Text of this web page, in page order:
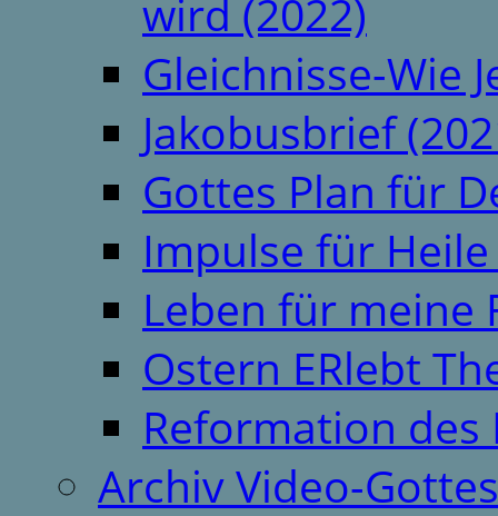
wird (2022)
Gleichnisse-Wie
Jakobusbrief
Gottes Plan für
Impulse für
Leben für meine
Ostern ERlebt
Reformation des
Archiv Video-